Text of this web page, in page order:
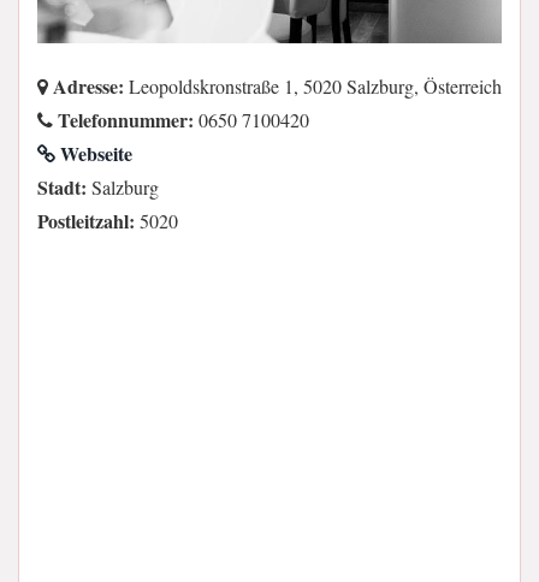
Adresse: Leopoldskronstraße 1, 5020 Salzburg, Österreich
Telefonnummer: 0650 7100420
Webseite
Stadt: Salzburg
Postleitzahl: 5020